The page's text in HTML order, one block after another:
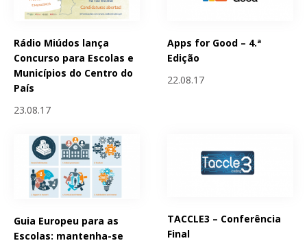
Rádio Miúdos lança
Concurso para Escolas e
Municípios do Centro do
País
23.08.17
Apps for Good – 4.ª
Edição
22.08.17
Guia Europeu para as
Escolas: mantenha-se
TACCLE3 – Conferência
Final